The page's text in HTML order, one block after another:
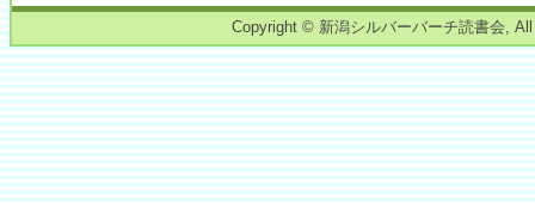
Copyright © 新潟シルバーバーチ読書会,